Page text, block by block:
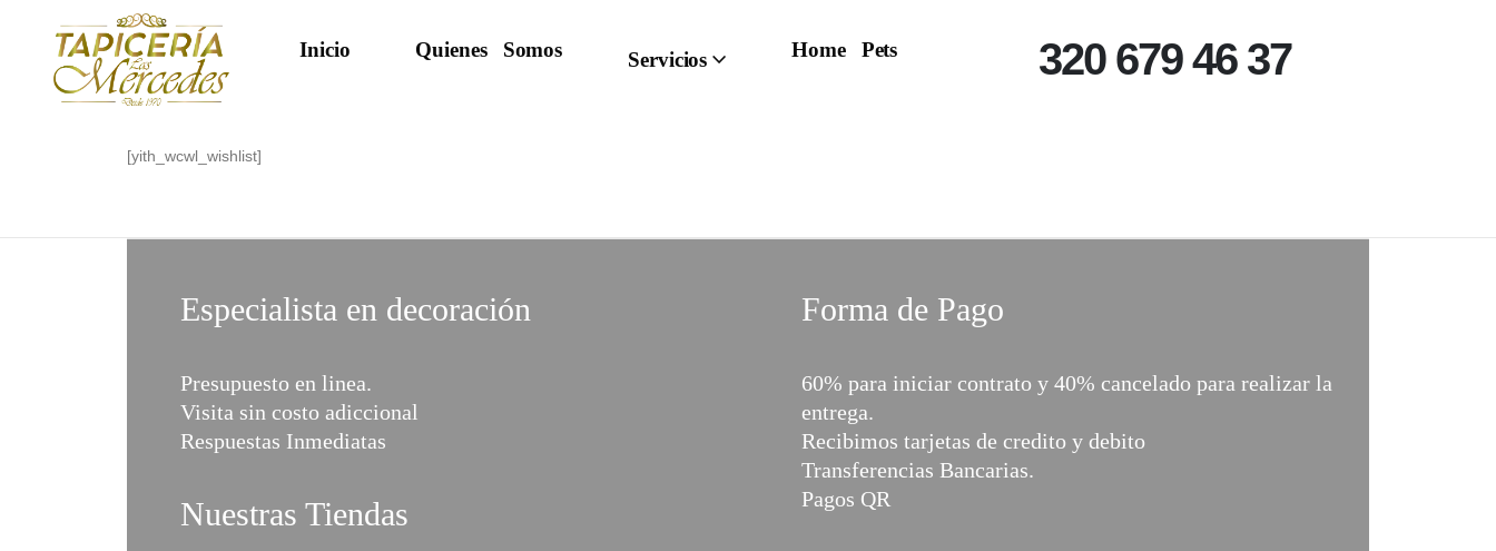
Inicio Quienes Somos Servicios Home Pets 320 679 46 37
[yith_wcwl_wishlist]
Especialista en decoración
Presupuesto en linea.
Visita sin costo adiccional
Respuestas Inmediatas
Nuestras Tiendas
Forma de Pago
60% para iniciar contrato y 40% cancelado para realizar la
entrega.
Recibimos tarjetas de credito y debito
Transferencias Bancarias.
Pagos QR